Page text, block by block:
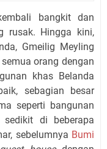
bangkit dan
rusak. Hingga kini,
Gmeilig Meyling
orang dengan
khas Belanda
sebagian besar
seperti bangunan
di beberapa
sebelumnya Bumi